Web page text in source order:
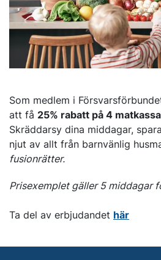
Som medlem i
att få 25% rabatt på 4
Skräddarsy dina middagar,
njut av allt från barnvänlig
fusionrätter.
Prisexemplet gäller 5 middagar
Ta del av erbjudandet här